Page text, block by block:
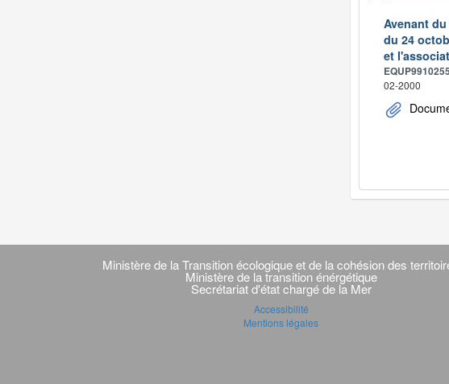
Avenant
du 24
et
02-2000
Navigation
transverseMinistère de la Transition écologique et de la cohésion des
Ministère de la transition énérgétique
Secrétariat d'état chargé de la Mer
Accessibilité
Mentions légales